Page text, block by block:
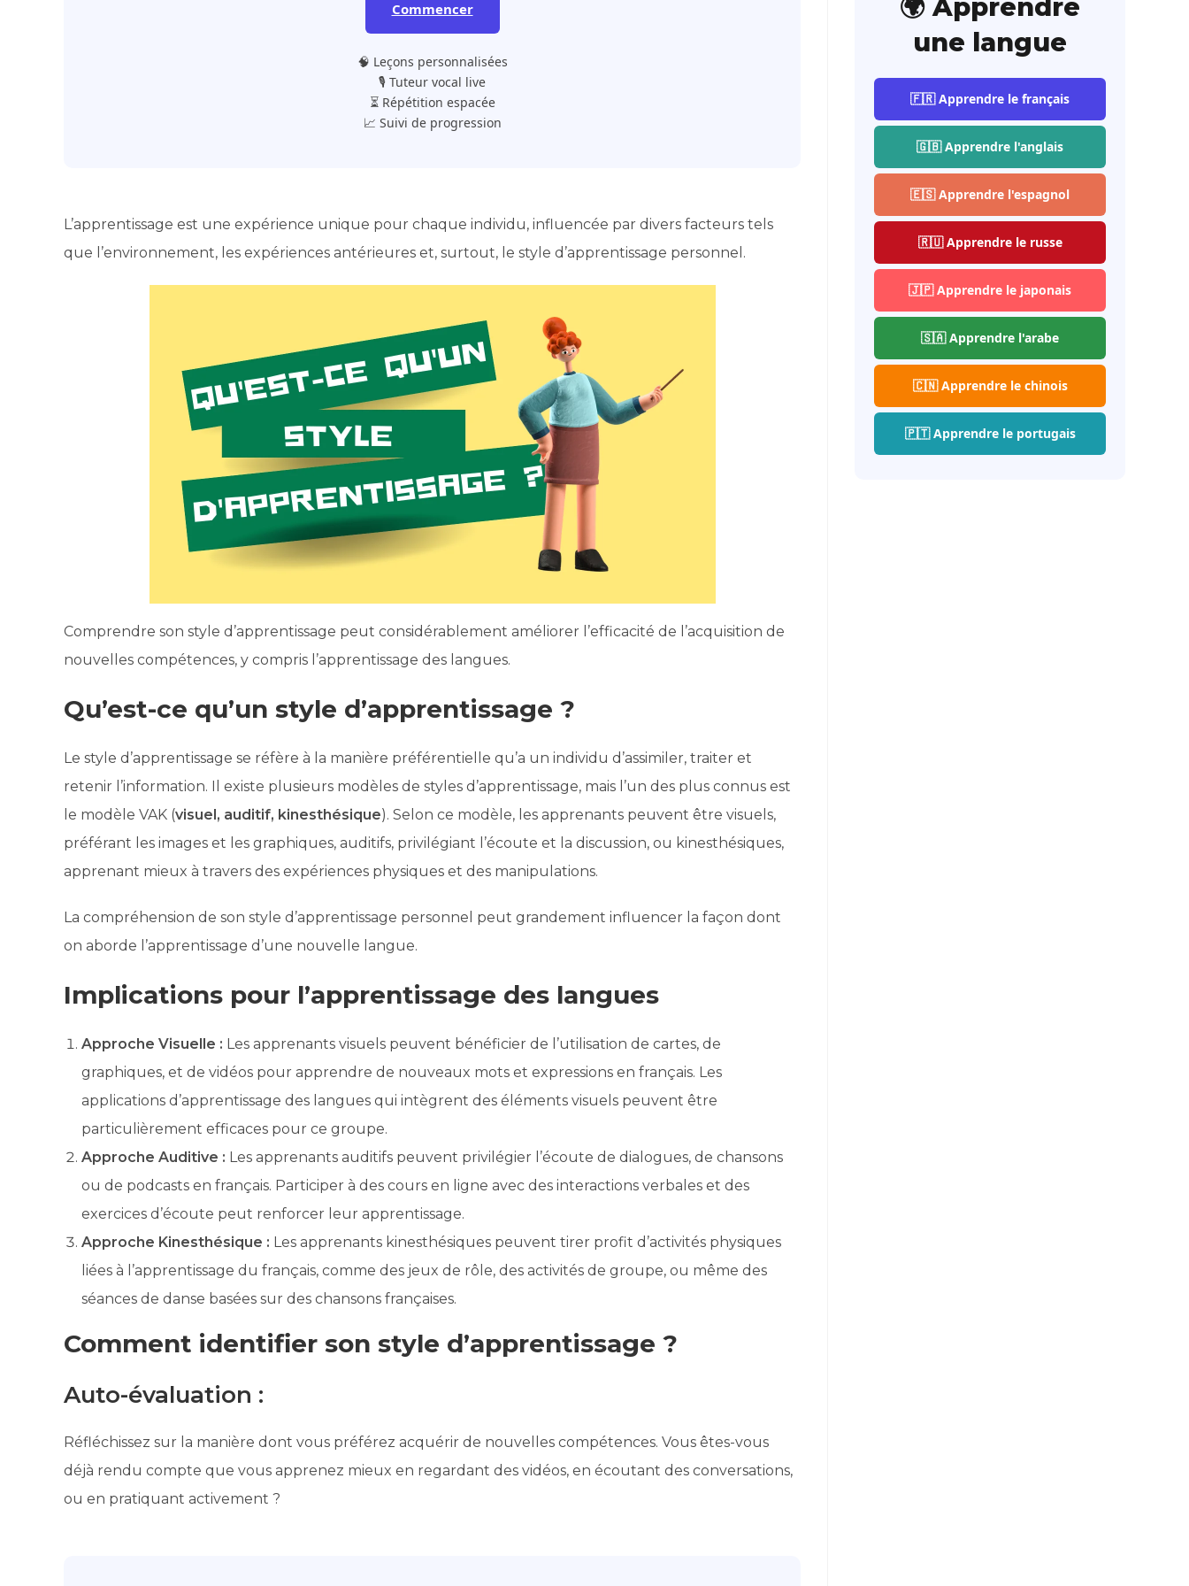
Commencer
🧠 Leçons personnalisées
🎙️ Tuteur vocal live
⏳ Répétition espacée
📈 Suivi de progression
L’apprentissage est une expérience unique pour chaque individu, influencée par divers facteurs tels
que l’environnement, les expériences antérieures et, surtout, le style d’apprentissage personnel.
Comprendre son style d’apprentissage peut considérablement améliorer l’efficacité de l’acquisition de
nouvelles compétences, y compris l’apprentissage des langues.
Qu’est-ce qu’un style d’apprentissage ?
Le style d’apprentissage se réfère à la manière préférentielle qu’a un individu d’assimiler, traiter et
retenir l’information. Il existe plusieurs modèles de styles d’apprentissage, mais l’un des plus connus est
le modèle VAK (visuel, auditif, kinesthésique). Selon ce modèle, les apprenants peuvent être visuels,
préférant les images et les graphiques, auditifs, privilégiant l’écoute et la discussion, ou kinesthésiques,
apprenant mieux à travers des expériences physiques et des manipulations.
La compréhension de son style d’apprentissage personnel peut grandement influencer la façon dont
on aborde l’apprentissage d’une nouvelle langue.
Implications pour l’apprentissage des langues
Approche Visuelle : Les apprenants visuels peuvent bénéficier de l’utilisation de cartes, de
graphiques, et de vidéos pour apprendre de nouveaux mots et expressions en français. Les
applications d’apprentissage des langues qui intègrent des éléments visuels peuvent être
particulièrement efficaces pour ce groupe.
Approche Auditive : Les apprenants auditifs peuvent privilégier l’écoute de dialogues, de chansons
ou de podcasts en français. Participer à des cours en ligne avec des interactions verbales et des
exercices d’écoute peut renforcer leur apprentissage.
Approche Kinesthésique : Les apprenants kinesthésiques peuvent tirer profit d’activités physiques
liées à l’apprentissage du français, comme des jeux de rôle, des activités de groupe, ou même des
séances de danse basées sur des chansons françaises.
Comment identifier son style d’apprentissage ?
Auto-évaluation :
Réfléchissez sur la manière dont vous préférez acquérir de nouvelles compétences. Vous êtes-vous
déjà rendu compte que vous apprenez mieux en regardant des vidéos, en écoutant des conversations,
ou en pratiquant activement ?
🌍 Apprendre
une langue
🇫🇷 Apprendre le français
🇬🇧 Apprendre l'anglais
🇪🇸 Apprendre l'espagnol
🇷🇺 Apprendre le russe
🇯🇵 Apprendre le japonais
🇸🇦 Apprendre l'arabe
🇨🇳 Apprendre le chinois
🇵🇹 Apprendre le portugais